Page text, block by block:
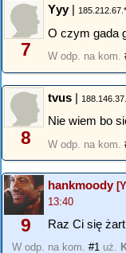
7
Yyy| 185.212.67.*
O czym gada
W odp. na kom.
8
tvus |
Nie wiem bo
W odp. na kom.
9
hankmoody
13:40
Raz Ci się żart
W odp. na kom. #1 uż.